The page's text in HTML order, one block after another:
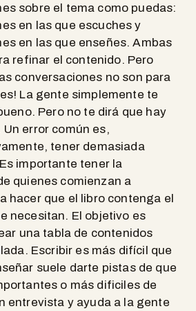
sobre el tema como puedas:
en las que escuches y
en las que enseñes. Ambas
refinar el contenido. Pero
conversaciones no son para
La gente simplemente te
Pero no te dirá que hay
Un error común es,
tener demasiada
importante tener la
quienes comienzan a
hacer que el libro contenga el
necesitan. El objetivo es
una tabla de contenidos
Escribir es más difícil que
suele darte pistas de que
o más dificiles de
entrevista y ayuda a la gente